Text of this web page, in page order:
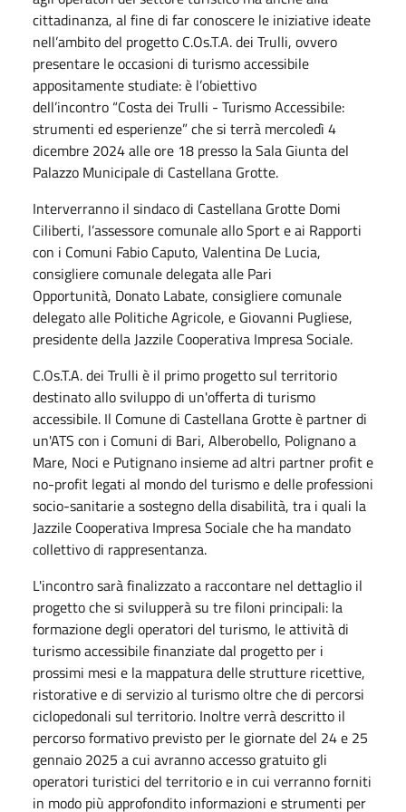
cittadinanza, al fine di far conoscere le iniziative ideate
nell’ambito del progetto C.Os.T.A. dei Trulli, ovvero
presentare le occasioni di turismo accessibile
appositamente studiate: è l’obiettivo
dell’incontro “Costa dei Trulli - Turismo Accessibile:
strumenti ed esperienze” che si terrà mercoledì 4
dicembre 2024 alle ore 18 presso la Sala Giunta del
Palazzo Municipale di Castellana Grotte.
Interverranno il sindaco di Castellana Grotte Domi
Ciliberti, l’assessore comunale allo Sport e ai Rapporti
con i Comuni Fabio Caputo, Valentina De Lucia,
consigliere comunale delegata alle Pari
Opportunità, Donato Labate, consigliere comunale
delegato alle Politiche Agricole, e Giovanni Pugliese,
presidente della Jazzile Cooperativa Impresa Sociale.
C.Os.T.A. dei Trulli è il primo progetto sul territorio
destinato allo sviluppo di un'offerta di turismo
accessibile. Il Comune di Castellana Grotte è partner di
un'ATS con i Comuni di Bari, Alberobello, Polignano a
Mare, Noci e Putignano insieme ad altri partner profit e
no-profit legati al mondo del turismo e delle professioni
socio-sanitarie a sostegno della disabilità, tra i quali la
Jazzile Cooperativa Impresa Sociale che ha mandato
collettivo di rappresentanza.
L'incontro sarà finalizzato a raccontare nel dettaglio il
progetto che si svilupperà su tre filoni principali: la
formazione degli operatori del turismo, ⁠le attività di
turismo accessibile finanziate dal progetto per i
prossimi mesi e ⁠la mappatura delle strutture ricettive,
ristorative e di servizio al turismo oltre che di percorsi
ciclopedonali sul territorio. Inoltre verrà descritto il
percorso formativo previsto per le giornate del 24 e 25
gennaio 2025 a cui avranno accesso gratuito gli
operatori turistici del territorio e in cui verranno forniti
in modo più approfondito informazioni e strumenti per